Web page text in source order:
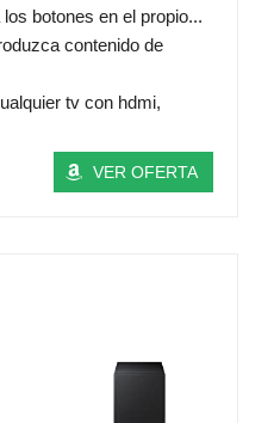
botones en el propio...
contenido de
tv con hdmi,
VER OFERTA